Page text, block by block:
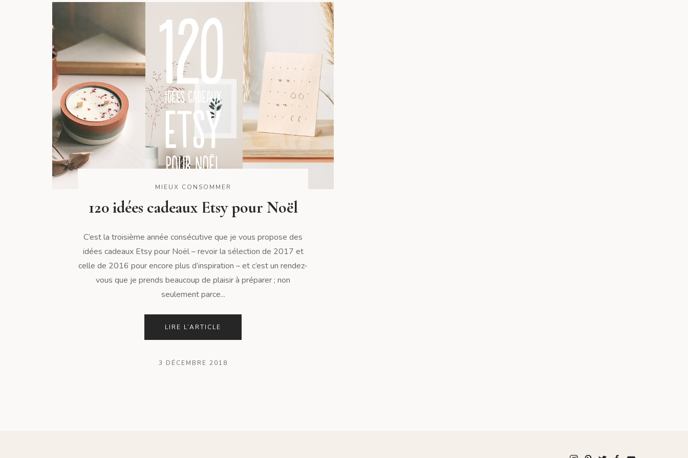
MIEUX CONSOMMER
120 idées cadeaux Etsy pour Noël
C’est la troisième année consécutive que je vous propose des
idées cadeaux Etsy pour Noël – revoir la sélection de 2017 et
celle de 2016 pour encore plus d’inspiration – et c’est un rendez-
vous que je prends beaucoup de plaisir à préparer ; non
seulement parce...
LIRE L’ARTICLE
3 DÉCEMBRE 2018